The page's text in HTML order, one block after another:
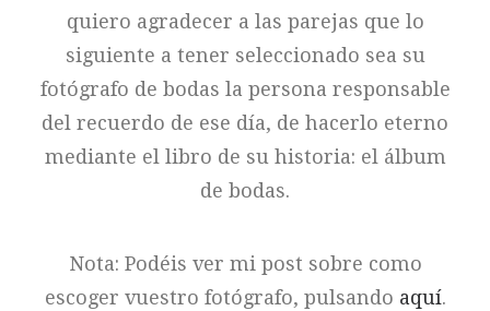
quiero agradecer a las parejas que lo
siguiente a tener seleccionado sea su
fotógrafo de bodas la persona responsable
del recuerdo de ese día, de hacerlo eterno
mediante el libro de su historia: el álbum
de bodas.
Nota: Podéis ver mi post sobre como
escoger vuestro fotógrafo, pulsando aquí.